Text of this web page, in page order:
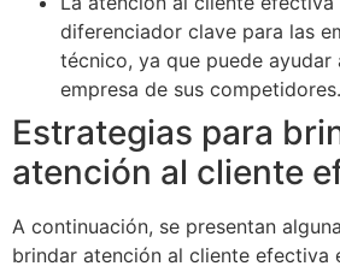
diferenciador clave para las
técnico, ya que puede ayudar
empresa de sus competidores.
Estrategias para
atención al cliente
A continuación, se presentan
brindar atención al cliente efectiva